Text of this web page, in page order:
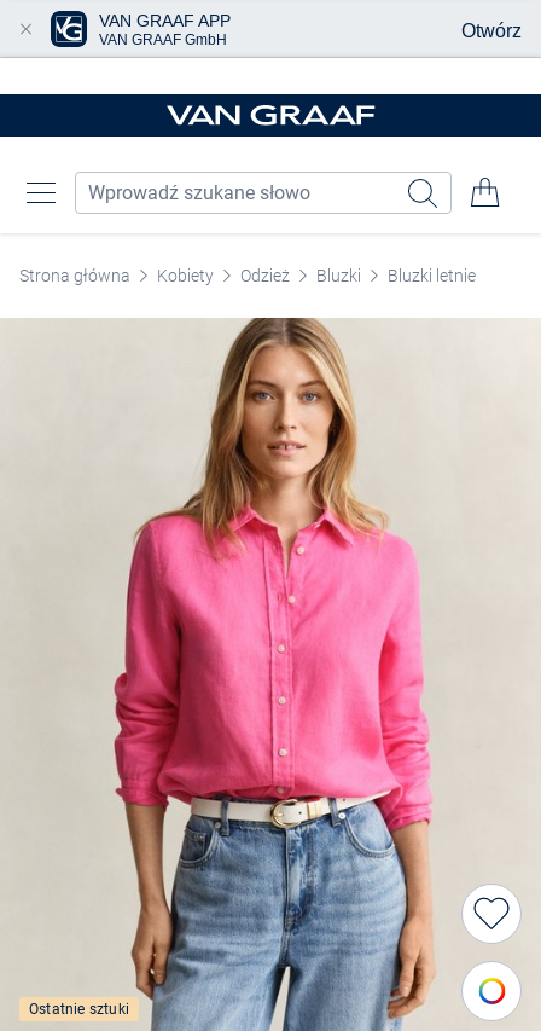
Strona główna Kobiety Odzież Bluzki Bluzki letnie
Ostatnie sztuki
VAN GRAAF APP
VAN GRAAF GmbH Otwórz